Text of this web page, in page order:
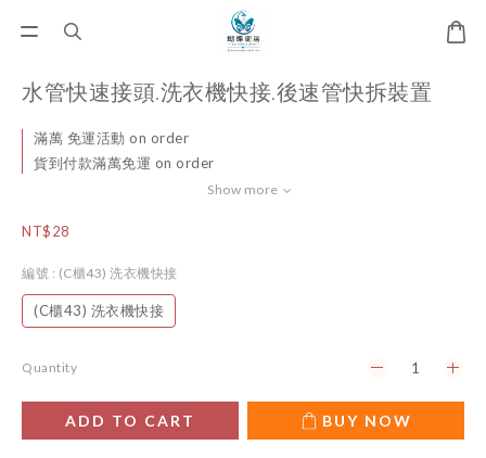
水管快速接頭.洗衣機快接.後速管快拆裝置
滿萬 免運活動 on order
貨到付款滿萬免運 on order
Show more
NT$28
編號 : (C櫃43) 洗衣機快接
(C櫃43) 洗衣機快接
Quantity
ADD TO CART BUY NOW